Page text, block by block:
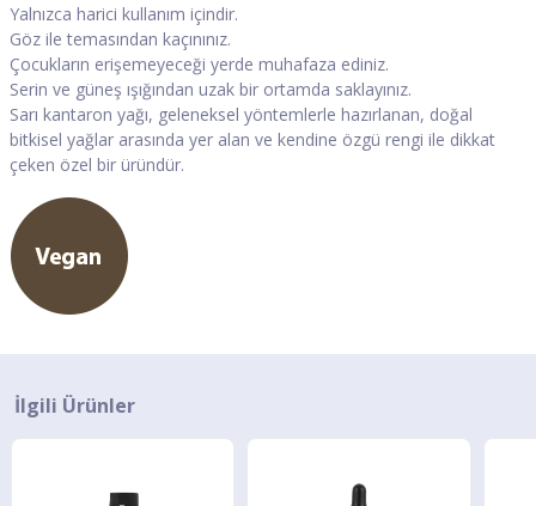
Yalnızca harici kullanım içindir.
Göz ile temasından kaçınınız.
Çocukların erişemeyeceği yerde muhafaza ediniz.
Serin ve güneş ışığından uzak bir ortamda saklayınız.
Sarı kantaron yağı, geleneksel yöntemlerle hazırlanan, doğal
bitkisel yağlar arasında yer alan ve kendine özgü rengi ile dikkat
çeken özel bir üründür.
İlgili Ürünler